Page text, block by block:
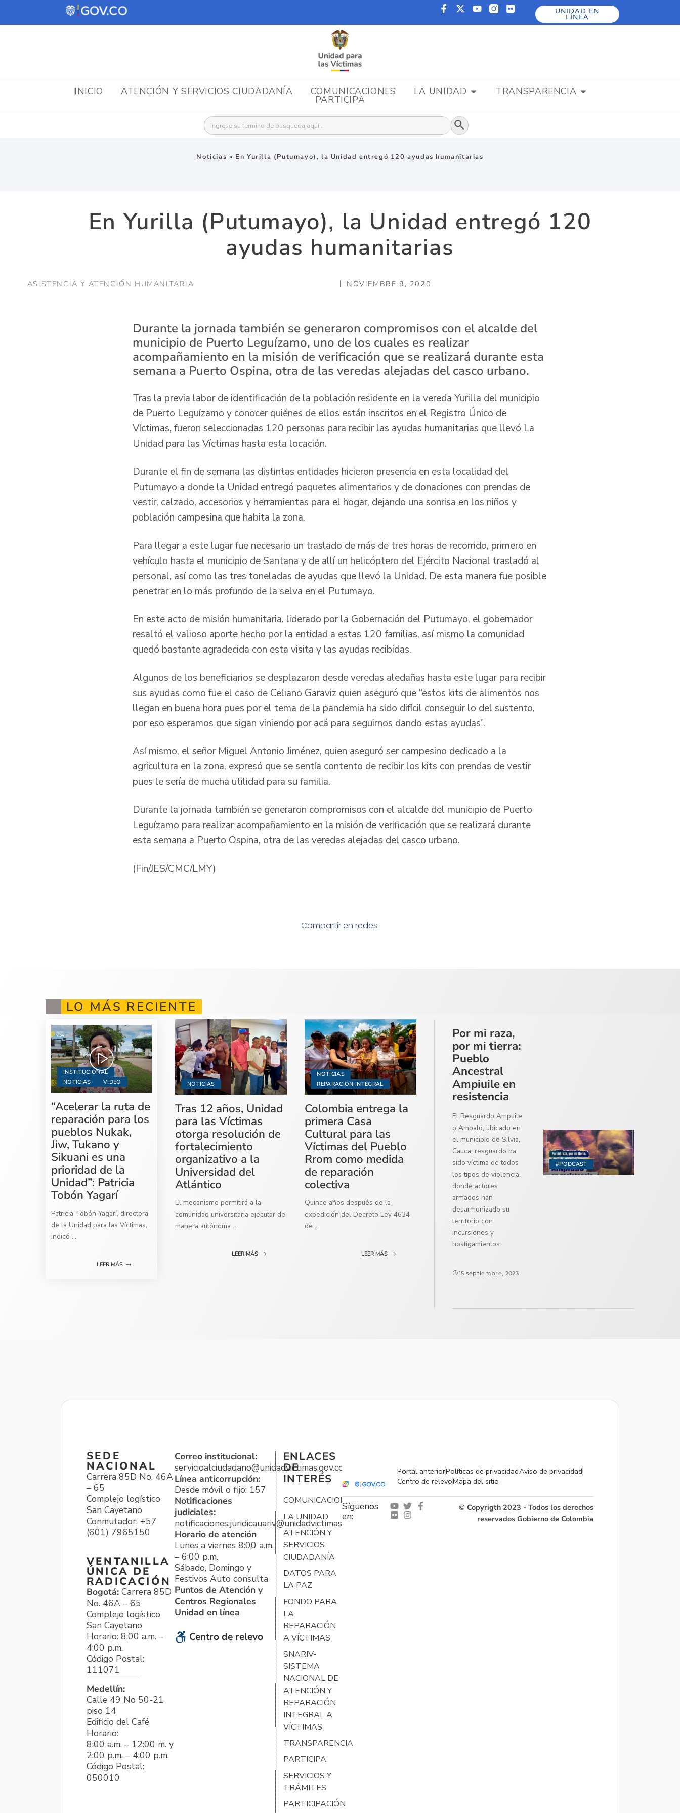
UNIDAD EN
LÍNEA
INICIO ATENCIÓN Y SERVICIOS CIUDADANÍA COMUNICACIONES LA UNIDAD TRANSPARENCIA
PARTICIPA
Buscar: Botón de búsqueda
Noticias » En Yurilla (Putumayo), la Unidad entregó 120 ayudas humanitarias
En Yurilla (Putumayo), la Unidad entregó 120
ayudas humanitarias
ASISTENCIA Y ATENCIÓN HUMANITARIA NOVIEMBRE 9, 2020
Durante la jornada también se generaron compromisos con el alcalde del
municipio de Puerto Leguízamo, uno de los cuales es realizar
acompañamiento en la misión de verificación que se realizará durante esta
semana a Puerto Ospina, otra de las veredas alejadas del casco urbano.
Tras la previa labor de identificación de la población residente en la vereda Yurilla del municipio
de Puerto Leguízamo y conocer quiénes de ellos están inscritos en el Registro Único de
Víctimas, fueron seleccionadas 120 personas para recibir las ayudas humanitarias que llevó La
Unidad para las Víctimas hasta esta locación.
Durante el fin de semana las distintas entidades hicieron presencia en esta localidad del
Putumayo a donde la Unidad entregó paquetes alimentarios y de donaciones con prendas de
vestir, calzado, accesorios y herramientas para el hogar, dejando una sonrisa en los niños y
población campesina que habita la zona.
Para llegar a este lugar fue necesario un traslado de más de tres horas de recorrido, primero en
vehículo hasta el municipio de Santana y de allí un helicóptero del Ejército Nacional trasladó al
personal, así como las tres toneladas de ayudas que llevó la Unidad. De esta manera fue posible
penetrar en lo más profundo de la selva en el Putumayo.
En este acto de misión humanitaria, liderado por la Gobernación del Putumayo, el gobernador
resaltó el valioso aporte hecho por la entidad a estas 120 familias, así mismo la comunidad
quedó bastante agradecida con esta visita y las ayudas recibidas.
Algunos de los beneficiarios se desplazaron desde veredas aledañas hasta este lugar para recibir
sus ayudas como fue el caso de Celiano Garaviz quien aseguró que “estos kits de alimentos nos
llegan en buena hora pues por el tema de la pandemia ha sido difícil conseguir lo del sustento,
por eso esperamos que sigan viniendo por acá para seguirnos dando estas ayudas”.
Así mismo, el señor Miguel Antonio Jiménez, quien aseguró ser campesino dedicado a la
agricultura en la zona, expresó que se sentía contento de recibir los kits con prendas de vestir
pues le sería de mucha utilidad para su familia.
Durante la jornada también se generaron compromisos con el alcalde del municipio de Puerto
Leguízamo para realizar acompañamiento en la misión de verificación que se realizará durante
esta semana a Puerto Ospina, otra de las veredas alejadas del casco urbano.
(Fin/JES/CMC/LMY)
Compartir en redes:
LO MÁS RECIENTE
INSTITUCIONAL
NOTICIAS
VIDEO
“Acelerar la ruta de
reparación para los
pueblos Nukak,
Jiw, Tukano y
Sikuani es una
prioridad de la
Unidad”: Patricia
Tobón Yagarí
Patricia Tobón Yagarí, directora
de la Unidad para las Víctimas,
indicó ...
LEER MÁS
NOTICIAS
Tras 12 años, Unidad
para las Víctimas
otorga resolución de
fortalecimiento
organizativo a la
Universidad del
Atlántico
El mecanismo permitirá a la
comunidad universitaria ejecutar de
manera autónoma ...
LEER MÁS
NOTICIAS
REPARACIÓN INTEGRAL
Colombia entrega la
primera Casa
Cultural para las
Víctimas del Pueblo
Rrom como medida
de reparación
colectiva
Quince años después de la
expedición del Decreto Ley 4634
de ...
LEER MÁS
#PODCAST
Por mi raza,
por mi tierra:
Pueblo
Ancestral
Ampiuile en
resistencia
El Resguardo Ampuile
o Ambaló, ubicado en
el municipio de Silvia,
Cauca, resguardo ha
sido víctima de todos
los tipos de violencia,
donde actores
armados han
desarmonizado su
territorio con
incursiones y
hostigamientos.
15 septiembre, 2023
SEDE
NACIONAL
Carrera 85D No. 46A
– 65
Complejo logístico
San Cayetano
Conmutador: +57
(601) 7965150
VENTANILLA
ÚNICA DE
RADICACIÓN
Bogotá: Carrera 85D
No. 46A – 65
Complejo logístico
San Cayetano
Horario: 8:00 a.m. –
4:00 p.m.
Código Postal:
111071
Medellín:
Calle 49 No 50-21
piso 14
Edificio del Café
Horario:
8:00 a.m. – 12:00 m. y
2:00 p.m. – 4:00 p.m.
Código Postal:
050010
Correo institucional:
servicioalciudadano@unidadvictimas.gov.co
Línea anticorrupción:
Desde móvil o fijo: 157
Notificaciones
judiciales:
notificaciones.juridicauariv@unidadvictimas.gov.co
Horario de atención
Lunes a viernes 8:00 a.m.
– 6:00 p.m.
Sábado, Domingo y
Festivos Auto consulta
Puntos de Atención y
Centros Regionales
Unidad en línea
Centro de relevo
ENLACES
DE
INTERÉS
COMUNICACIONES
LA UNIDAD
ATENCIÓN Y
SERVICIOS
CIUDADANÍA
DATOS PARA
LA PAZ
FONDO PARA
LA
REPARACIÓN
A VÍCTIMAS
SNARIV-
SISTEMA
NACIONAL DE
ATENCIÓN Y
REPARACIÓN
INTEGRAL A
VÍCTIMAS
TRANSPARENCIA
PARTICIPA
SERVICIOS Y
TRÁMITES
PARTICIPACIÓN
Portal anteriorPolíticas de privacidadAviso de privacidad
Centro de relevoMapa del sitio
Síguenos
en:
© Copyrigth 2023 - Todos los derechos
reservados Gobierno de Colombia